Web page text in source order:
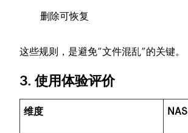
删除可恢复
这些规则，是避免“文件混乱”的关键。
3. 使用体验评价
维度 NAS